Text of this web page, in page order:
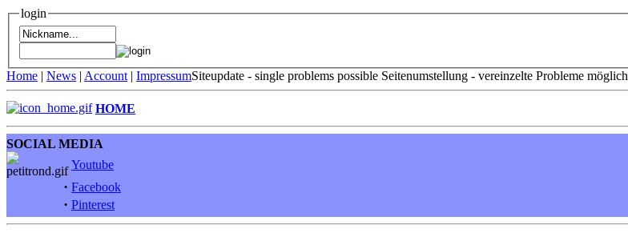
login
Home | News | Account | ImpressumSiteupdate - single problems possible Seitenumstellung - vereinzelte Probleme möglich
HOME
SOCIAL MEDIA
Youtube
· Facebook
· Pinterest